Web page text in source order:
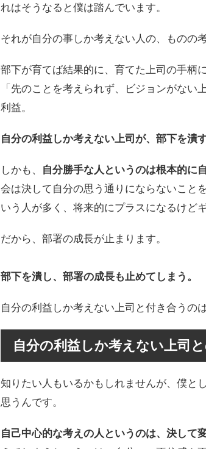
れはそうなると僕は踏んでいます。
それが自分の事しか考えない人の、ものの
部下が育てば結果的に、育てた上司の手柄
「先のことを考えられず、ビジョンがな
利益。
自分の利益しか考えない上司が、部下を潰す
しかも、 自分勝手な人というのは根本的に
会は決して自分の思う通りにならないこと
いう人が多く、将来的にプラスになるけど
だから、部署の成長が止まります。
部下を潰し、部署の成長も止めてしまう。
自分の利益しか考えない上司と付き合うの
自分の利益しか考えない上司
知りたい人もいるかもしれませんが、僕と
思うんです。
自己中心的な考えの人というのは、決して